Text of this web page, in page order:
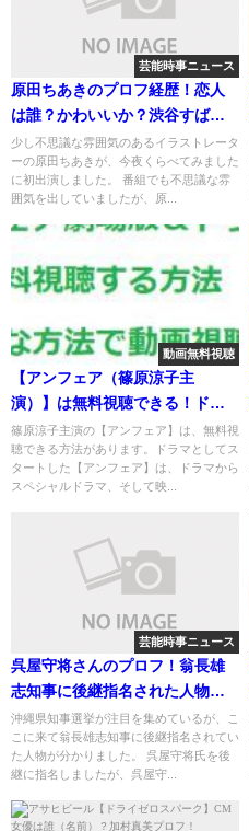
芸能時事ニュース
原田ちあきのプロフ経歴！恋人
は誰？かわいいか？渋谷すばる
に似てる？
少し不思議な雰囲気のあるイラストレータ
ーの原田ちあきが、今夜くらべてみました
に初出演しました。 番組でも不思議な雰
囲気を出していましたが、原...
動画無料視聴
【アンフェア（篠原涼子主
演）】は無料視聴できる！ドラ
マ・movieの動画
篠原涼子主演の【アンフェア】は、無料視
聴できる方法があります。ドラマとしてス
タートした【アンフェア】は、ドラマから
スペシャルドラマ、そして映...
芸能時事ニュース
呉屋守将さんのプロフ！翁長雄
志知事に後継指名された人物に
迫る
沖縄県知事選挙が注目を集めているが、こ
こに来て翁長雄志知事に後継指名されてい
た人物が分かりました。 呉屋守将氏を後
継に指名しましたが、呉屋守...